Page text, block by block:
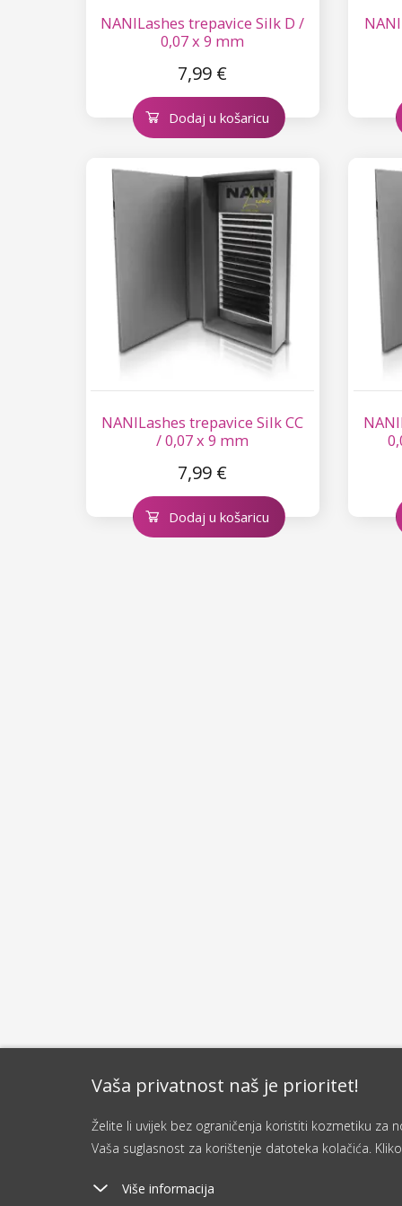
Vaša privatnost naš je prioritet!
Želite li uvijek bez ograničenja koristiti kozmetiku za
Vaša suglasnost za korištenje datoteka kolačića.
Više informacija
NANILashes trepavice Silk D /
0,07 x 9 mm
7,99 €
Dodaj u košaricu
NANILashes trepavice Silk CC
/ 0,07 x 9 mm
7,99 €
Dodaj u košaricu